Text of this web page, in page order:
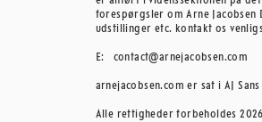
forespørgsler om Arne Jacobsen
udstillinger etc. kontakt os
E: contact@arnejacobsen.com
arnejacobsen.com er sat i AJ
Alle rettigheder forbeholdes 2026